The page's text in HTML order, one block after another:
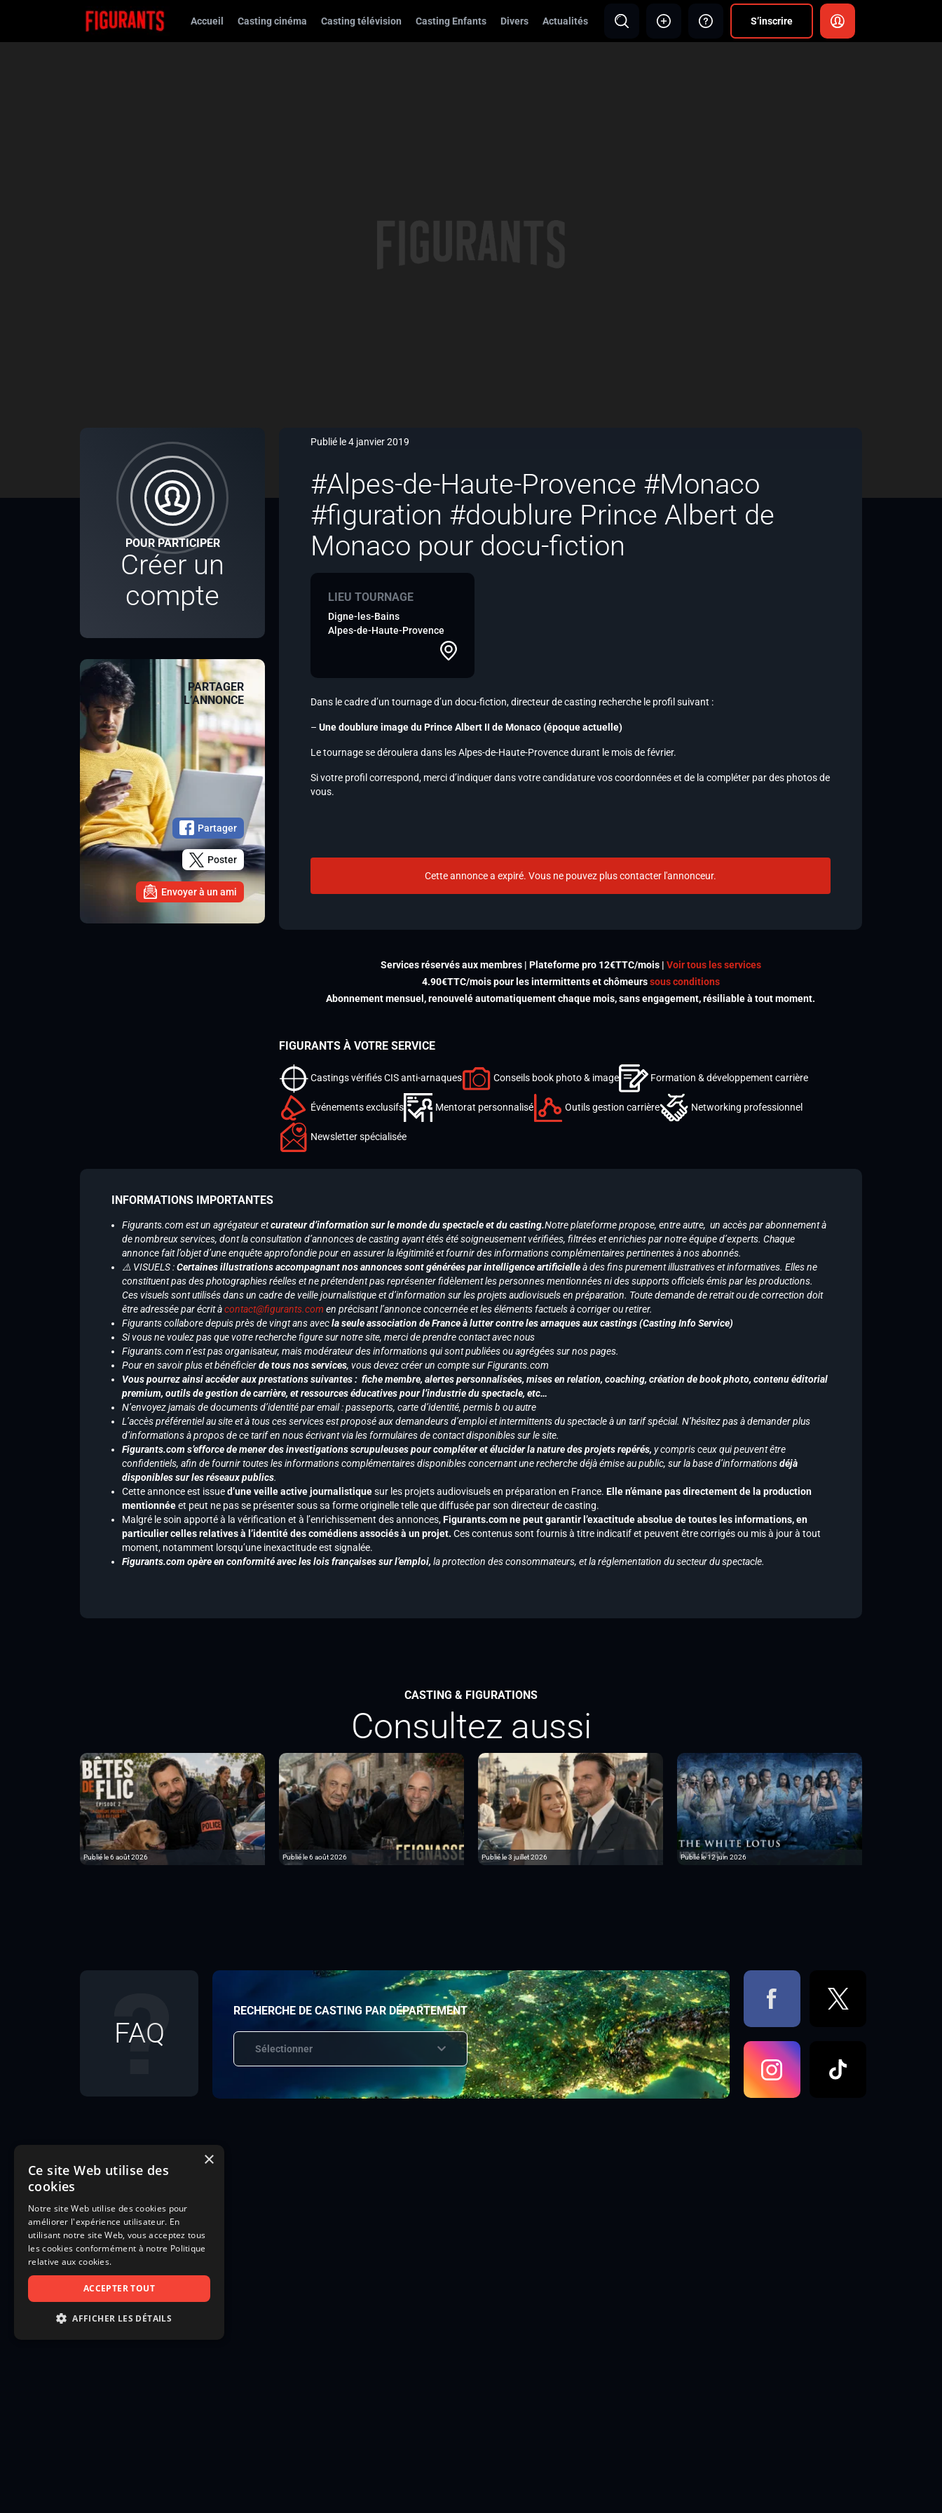
Accueil Casting cinéma Casting télévision Casting Enfants Divers Actualités S’inscrire
POUR PARTICIPER
Créer un
compte
PARTAGER
L’ANNONCE
Partager
Poster
Envoyer à un ami
Publié le 4 janvier 2019
#Alpes-de-Haute-Provence #Monaco
#figuration #doublure Prince Albert de
Monaco pour docu-fiction
LIEU TOURNAGE
Digne-les-Bains
Alpes-de-Haute-Provence
Dans le cadre d’un tournage d’un docu-fiction, directeur de casting recherche le profil suivant :
– Une doublure image du Prince Albert II de Monaco (époque actuelle)
Le tournage se déroulera dans les Alpes-de-Haute-Provence durant le mois de février.
Si votre profil correspond, merci d’indiquer dans votre candidature vos coordonnées et de la compléter par des photos de
vous.
Cette annonce a expiré. Vous ne pouvez plus contacter l'annonceur.
Services réservés aux membres | Plateforme pro 12€TTC/mois | Voir tous les services
4.90€TTC/mois pour les intermittents et chômeurssous conditions
Abonnement mensuel, renouvelé automatiquement chaque mois, sans engagement, résiliable à tout moment.
FIGURANTS À VOTRE SERVICE
Castings vérifiés CIS anti-arnaques Conseils book photo & image Formation & développement carrière
Événements exclusifs Mentorat personnalisé Outils gestion carrière Networking professionnel
Newsletter spécialisée
INFORMATIONS IMPORTANTES
Figurants.com est un agrégateur etcurateur d’information sur le monde du spectacle et du casting.Notre plateforme propose, entre autre, un accès par abonnement à
de nombreux services, dont la consultation d’annonces de casting ayant étés été soigneusement vérifiées, filtrées et enrichies par notre équipe d’experts. Chaque
annonce fait l’objet d’une enquête approfondie pour en assurer la légitimité et fournir des informations complémentaires pertinentes à nos abonnés.
⚠️ VISUELS :Certaines illustrations accompagnant nos annonces sont générées par intelligence artificielleà des fins purement illustratives et informatives. Elles ne
constituent pas des photographies réelles et ne prétendent pas représenter fidèlement les personnes mentionnées ni des supports officiels émis par les productions.
Ces visuels sont utilisés dans un cadre de veille journalistique et d’information sur les projets audiovisuels en préparation. Toute demande de retrait ou de correction doit
être adressée par écrit àcontact@figurants.com en précisant l’annonce concernée et les éléments factuels à corriger ou retirer.
Figurants collabore depuis près de vingt ans avecla seule association de France à lutter contre les arnaques aux castings (Casting Info Service)
Si vous ne voulez pas que votre recherche figure sur notre site, merci de prendre contact avec nous
Figurants.com n’est pas organisateur, mais modérateur des informations qui sont publiées ou agrégées sur nos pages.
Pour en savoir plus et bénéficierde tous nos services, vous devez créer un compte sur Figurants.com
Vous pourrez ainsi accéder aux prestations suivantes : fiche membre, alertes personnalisées, mises en relation, coaching, création de book photo, contenu éditorial
premium, outils de gestion de carrière, et ressources éducatives pour l’industrie du spectacle, etc…
N’envoyez jamais de documents d’identité par email : passeports, carte d’identité, permis b ou autre
L’accès préférentiel au site et à tous ces services est proposé aux demandeurs d’emploi et intermittents du spectacle à un tarif spécial. N’hésitez pas à demander plus
d’informations à propos de ce tarif en nous écrivant via les formulaires de contact disponibles sur le site.
Figurants.com s’efforce de mener des investigations scrupuleuses pour compléter et élucider la nature des projets repérés, y compris ceux qui peuvent être
confidentiels, afin de fournir toutes les informations complémentaires disponibles concernant une recherche déjà émise au public, sur la base d’informationsdéjà
disponibles sur les réseaux publics.
Cette annonce est issued’une veille active journalistiquesur les projets audiovisuels en préparation en France. Elle n’émane pas directement de la production
mentionnéeet peut ne pas se présenter sous sa forme originelle telle que diffusée par son directeur de casting.
Malgré le soin apporté à la vérification et à l’enrichissement des annonces,Figurants.com ne peut garantir l’exactitude absolue de toutes les informations, en
particulier celles relatives à l’identité des comédiens associés à un projet. Ces contenus sont fournis à titre indicatif et peuvent être corrigés ou mis à jour à tout
moment, notamment lorsqu’une inexactitude est signalée.
Figurants.com opère en conformité avec les lois françaises sur l’emploi, la protection des consommateurs, et la réglementation du secteur du spectacle.
CASTING & FIGURATIONS
Consultez aussi
Publié le 6 août 2026 Publié le 6 août 2026 Publié le 3 juillet 2026 Publié le 12 juin 2026
FAQ
RECHERCHE DE CASTING PAR DÉPARTEMENT
Sélectionner
×
Ce site Web utilise des
cookies
Notre site Web utilise des cookies pour
améliorer l'expérience utilisateur. En
utilisant notre site Web, vous acceptez tous
les cookies conformément à notre Politique
relative aux cookies.
ACCEPTER TOUT
AFFICHER LES DÉTAILS